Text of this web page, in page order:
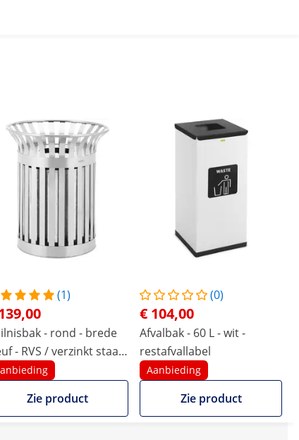
(1)
- rond - brede
- RVS / verzinkt staal -
Zie product
(0)
€ 104,00
Afvalbak - 60 L - wit -
restafvallabel
Aanbieding
Zie product